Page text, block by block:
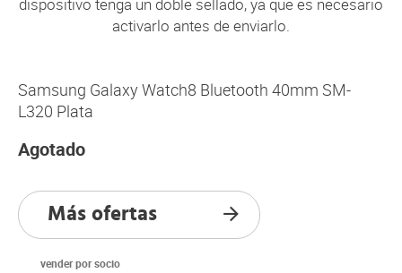
dispositivo tenga un doble sellado, ya que es necesario
activarlo antes de enviarlo.
Samsung Galaxy Watch8 Bluetooth 40mm SM-
L320 Plata
Agotado
Más ofertas
vender por socio